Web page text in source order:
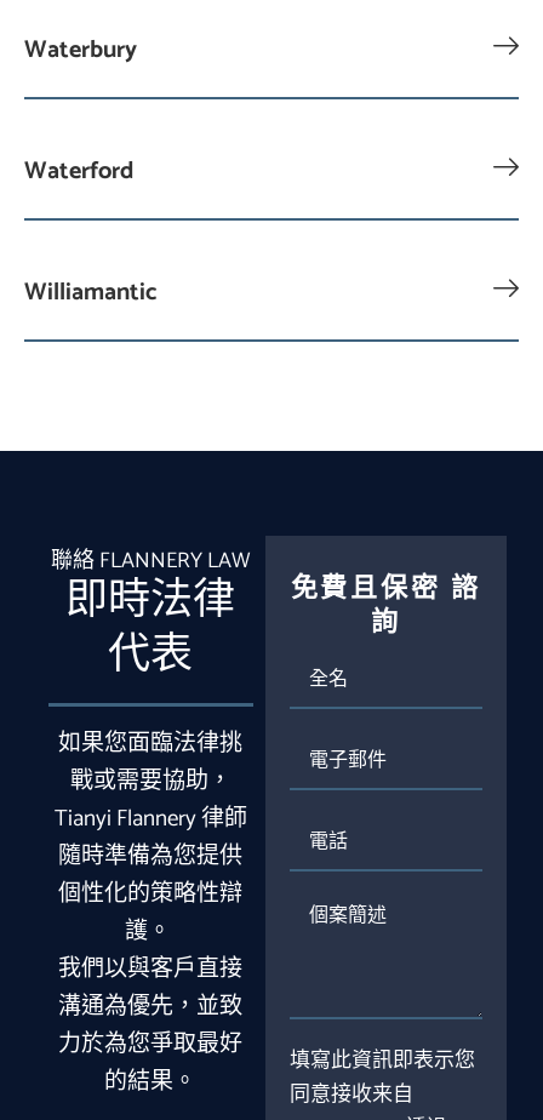
Waterbury
Waterford
Williamantic
聯絡 FLANNERY LAW
即時法律
代表
如果您面臨法律挑
戰或需要協助，
Tianyi Flannery 律師
隨時準備為您提供
個性化的策略性辯
護。
我們以與客戶直接
溝通為優先，並致
力於為您爭取最好
的結果。
免費且保密 諮
詢
郵
填寫此資訊即表示您
同意接收来自